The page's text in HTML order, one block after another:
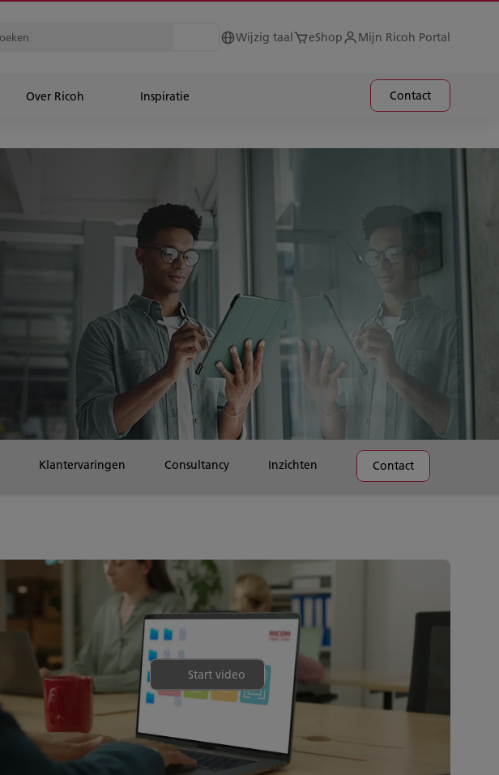
Wijzig taal eShop Mijn Ricoh Portal
Over Ricoh Inspiratie Contact
Klantervaringen Consultancy Inzichten Contact
Start video